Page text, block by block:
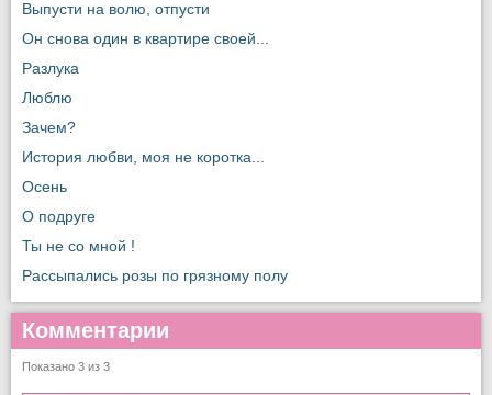
Выпусти на волю, отпусти
Он снова один в квартире своей...
Разлука
Люблю
Зачем?
История любви, моя не коротка...
Осень
О подруге
Ты не со мной !
Рассыпались розы по грязному полу
Комментарии
Показано 3 из 3